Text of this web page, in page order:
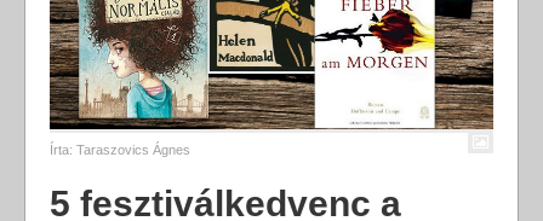
Írta: Taraszovics Ágnes
5 fesztiválkedvenc a